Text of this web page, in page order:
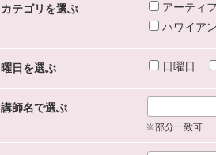
カテゴリを選ぶ アーティ
ハワイア
曜日を選ぶ 日曜日
講師名で選ぶ
※部分一致可